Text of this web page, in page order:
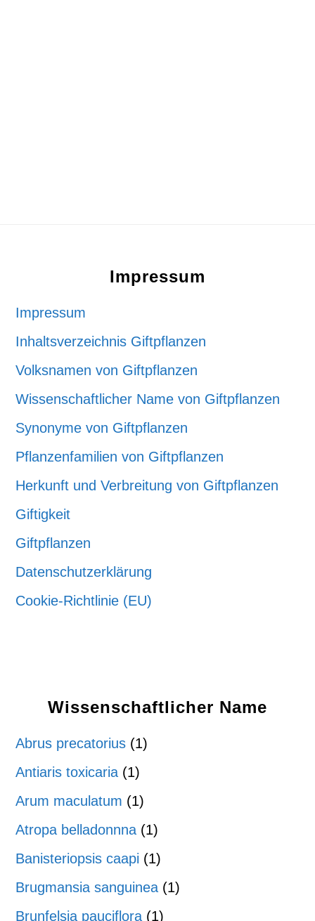
Impressum
Impressum
Inhaltsverzeichnis Giftpflanzen
Volksnamen von Giftpflanzen
Wissenschaftlicher Name von Giftpflanzen
Synonyme von Giftpflanzen
Pflanzenfamilien von Giftpflanzen
Herkunft und Verbreitung von Giftpflanzen
Giftigkeit
Giftpflanzen
Datenschutzerklärung
Cookie-Richtlinie (EU)
Wissenschaftlicher Name
Abrus precatorius (1)
Antiaris toxicaria (1)
Arum maculatum (1)
Atropa belladonnna (1)
Banisteriopsis caapi (1)
Brugmansia sanguinea (1)
Brunfelsia pauciflora (1)